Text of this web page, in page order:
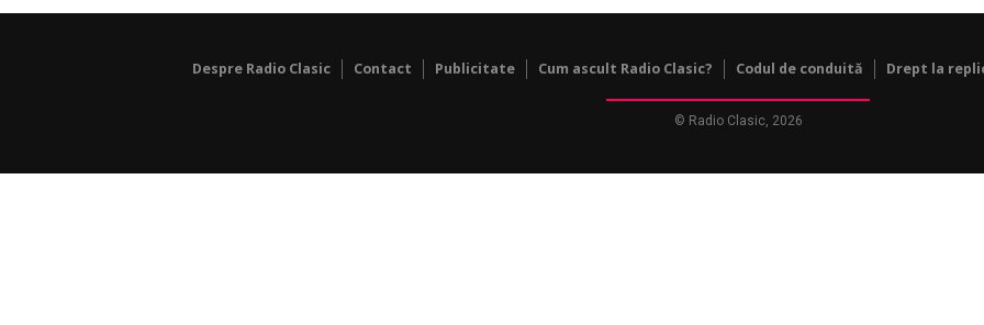
Despre Radio Clasic Contact Publicitate Cum ascult Radio Clasic? Codul de conduită Drept la
© Radio Clasic, 2026